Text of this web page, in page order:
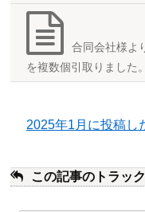
合同会社様よ
を複数個引取りました。
2025年1月に投稿し
この記事のトラッ